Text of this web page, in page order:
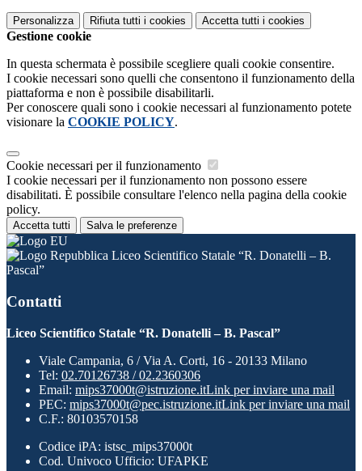
Personalizza Rifiuta tutti i cookies Accetta tutti i cookies
Gestione cookie
In questa schermata è possibile scegliere quali cookie consentire.
I cookie necessari sono quelli che consentono il funzionamento della
piattaforma e non è possibile disabilitarli.
Per conoscere quali sono i cookie necessari al funzionamento potete
visionare la COOKIE POLICY.
Cookie necessari per il funzionamento
I cookie necessari per il funzionamento non possono essere
disabilitati. È possibile consultare l'elenco nella pagina della cookie
policy.
Accetta tutti Salva le preferenze
Liceo Scientifico Statale “R. Donatelli – B.
Pascal”
Contatti
Liceo Scientifico Statale “R. Donatelli – B. Pascal”
Viale Campania, 6 / Via A. Corti, 16 - 20133 Milano
Tel: 02.70126738 / 02.2360306
Email: mips37000t@istruzione.itLink per inviare una mail
PEC: mips37000t@pec.istruzione.itLink per inviare una mail
C.F.: 80103570158
Codice iPA: istsc_mips37000t
Cod. Univoco Ufficio: UFAPKE